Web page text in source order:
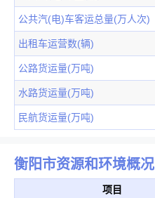
公共汽(电)车客运总量(万人次)
出租车运营数(辆)
公路货运量(万吨)
水路货运量(万吨)
民航货运量(万吨)
衡阳市资源和环境概况
项目